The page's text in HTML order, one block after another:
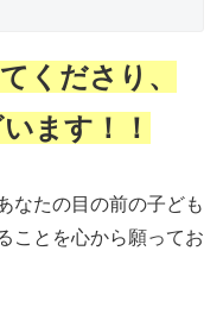
くださり、
ます！！
なたの目の前の子ども
ことを心から願ってお